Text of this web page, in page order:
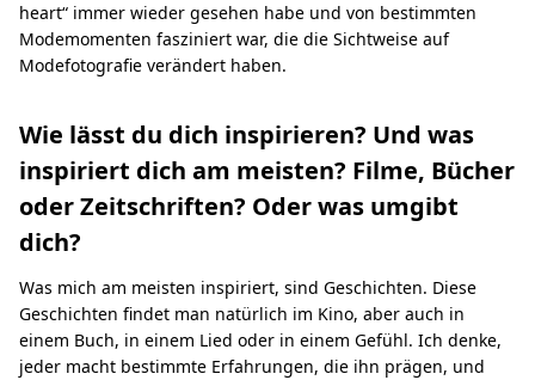
heart“ immer wieder gesehen habe und von bestimmten
Modemomenten fasziniert war, die die Sichtweise auf
Modefotografie verändert haben.
Wie lässt du dich inspirieren? Und was
inspiriert dich am meisten? Filme, Bücher
oder Zeitschriften? Oder was umgibt
dich?
Was mich am meisten inspiriert, sind Geschichten. Diese
Geschichten findet man natürlich im Kino, aber auch in
einem Buch, in einem Lied oder in einem Gefühl. Ich denke,
jeder macht bestimmte Erfahrungen, die ihn prägen, und